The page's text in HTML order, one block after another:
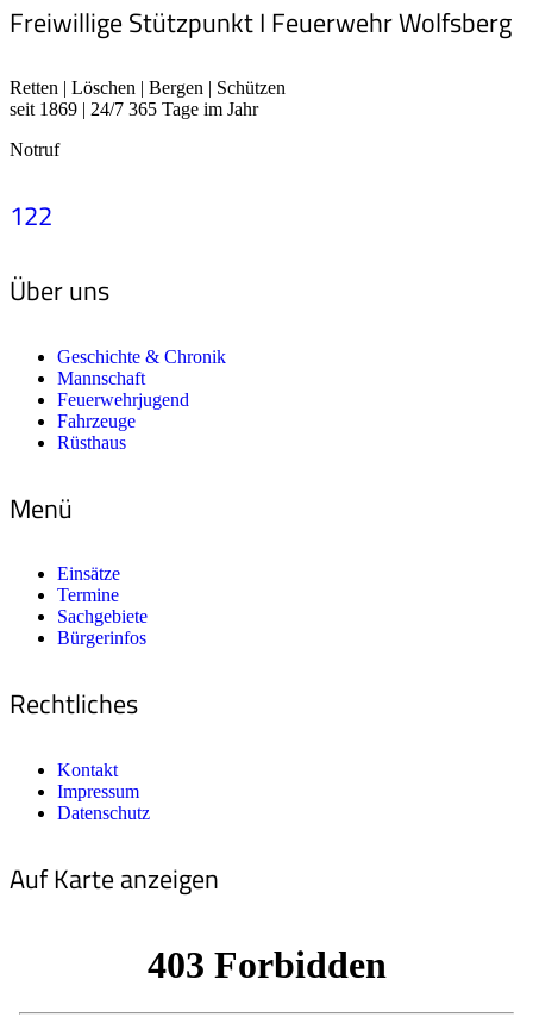
Freiwillige Stützpunkt I Feuerwehr Wolfsberg
Retten | Löschen | Bergen | Schützen
seit 1869 | 24/7 365 Tage im Jahr
Notruf
122
Über uns
Geschichte & Chronik
Mannschaft
Feuerwehrjugend
Fahrzeuge
Rüsthaus
Menü
Einsätze
Termine
Sachgebiete
Bürgerinfos
Rechtliches
Kontakt
Impressum
Datenschutz
Auf Karte anzeigen